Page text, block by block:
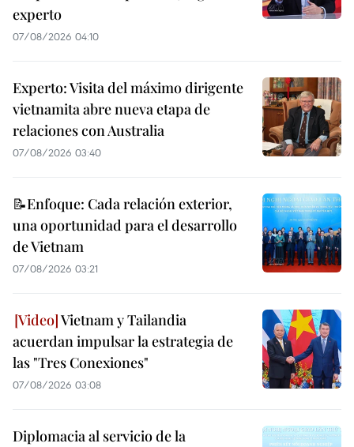
experto
07/08/2026 04:10
Experto: Visita del máximo dirigente
vietnamita abre nueva etapa de
relaciones con Australia
07/08/2026 03:40
📝Enfoque: Cada relación exterior,
una oportunidad para el desarrollo
de Vietnam
07/08/2026 03:21
Vietnam y Tailandia
acuerdan impulsar la estrategia de
las "Tres Conexiones"
07/08/2026 03:08
Diplomacia al servicio de la